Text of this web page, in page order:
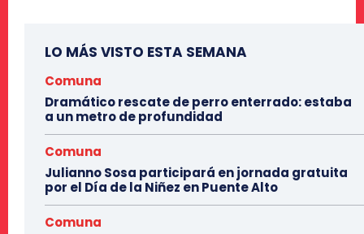
LO MÁS VISTO ESTA SEMANA
Comuna
Dramático rescate de perro enterrado: estaba
a un metro de profundidad
Comuna
Julianno Sosa participará en jornada gratuita
por el Día de la Niñez en Puente Alto
Comuna